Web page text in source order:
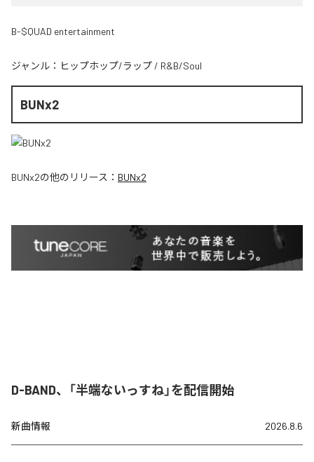
B-$QUAD entertainment
ジャンル： ヒップホップ/ラップ / R&B/Soul
BUNx2
BUNx2の他のリリース： BUNx2
D-BAND、「半端ないっすね」を配信開始
新曲情報 2026.8.6